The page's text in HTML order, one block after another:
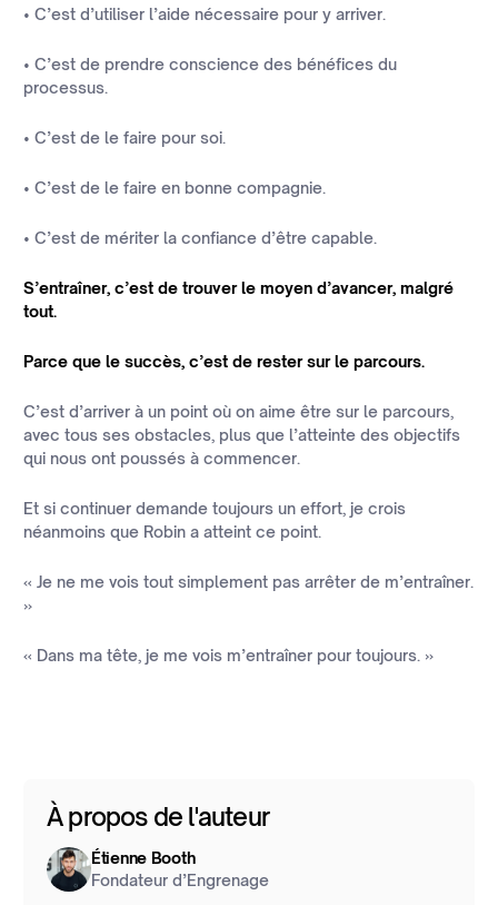
• C’est d’utiliser l’aide nécessaire pour y arriver.
• C’est de prendre conscience des bénéfices du
processus.
• C’est de le faire pour soi.
• C’est de le faire en bonne compagnie.
• C’est de mériter la confiance d’être capable.
S’entraîner, c’est de trouver le moyen d’avancer, malgré
tout.
Parce que le succès, c’est de rester sur le parcours.
C’est d’arriver à un point où on aime être sur le parcours,
avec tous ses obstacles, plus que l’atteinte des objectifs
qui nous ont poussés à commencer.
Et si continuer demande toujours un effort, je crois
néanmoins que Robin a atteint ce point.
« Je ne me vois tout simplement pas arrêter de m’entraîner.
»
« Dans ma tête, je me vois m’entraîner pour toujours. »
À propos de l'auteur
Étienne Booth
Fondateur d’Engrenage